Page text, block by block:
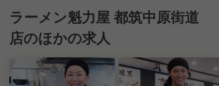
ラーメン魁力屋 都筑中原街道
店のほかの求人